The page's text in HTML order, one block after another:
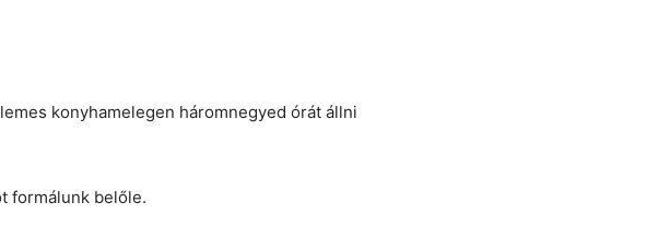
konyhamelegen háromnegyed órát állni
formálunk belőle.